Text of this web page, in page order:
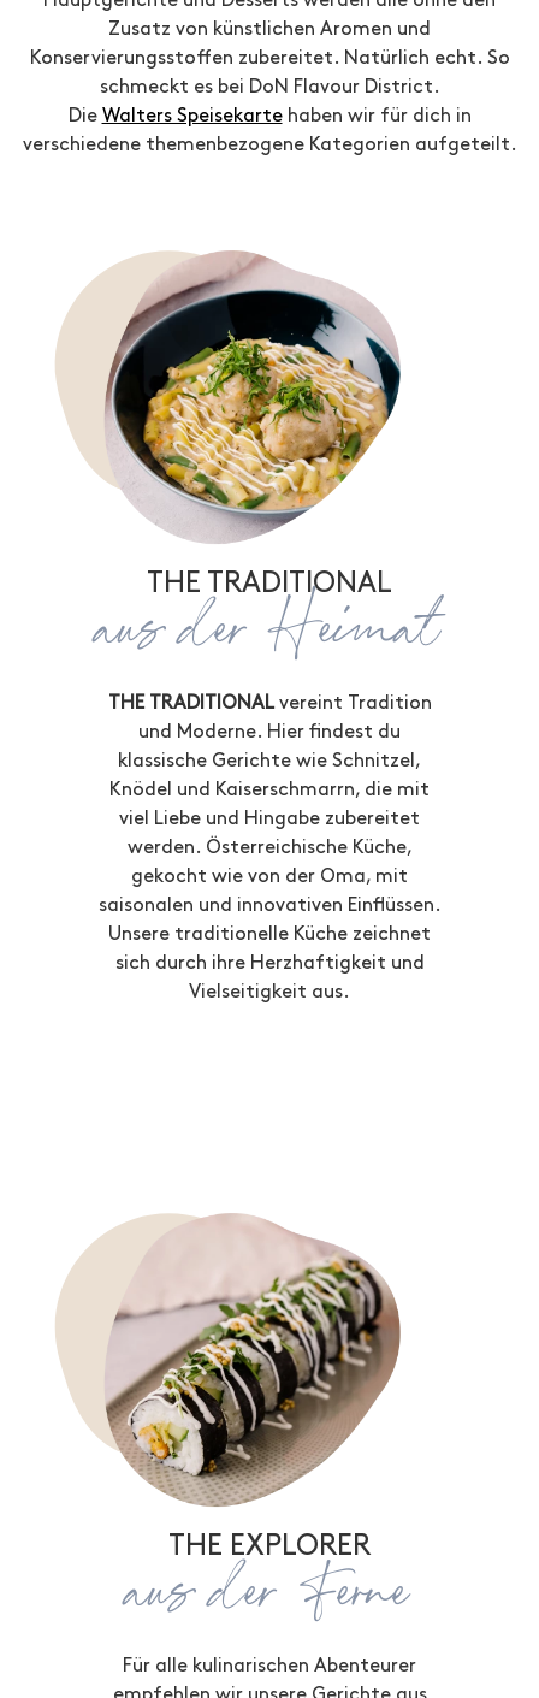
Zusatz von künstlichen Aromen und
Konservierungsstoffen zubereitet. Natürlich echt. So
schmeckt es bei DoN Flavour District.
Die Walters Speisekartehaben wir für dich in
verschiedene themenbezogene Kategorien aufgeteilt.
THE TRADITIONAL
aus der Heimat
THE TRADITIONALvereint Tradition
und Moderne. Hier findest du
klassische Gerichte wie Schnitzel,
Knödel und Kaiserschmarrn, die mit
viel Liebe und Hingabe zubereitet
werden. Österreichische Küche,
gekocht wie von der Oma, mit
saisonalen und innovativen Einflüssen.
Unsere traditionelle Küche zeichnet
sich durch ihre Herzhaftigkeit und
Vielseitigkeit aus.
THE EXPLORER
aus der Ferne
Für alle kulinarischen Abenteurer